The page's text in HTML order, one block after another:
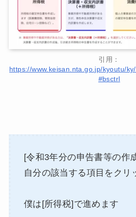
引用：
https://www.keisan.nta.go.jp/kyoutu/
#bsctrl
[令和3年分の申告書等の作
自分の該当する項目をクリ
僕は[所得税]で進めます